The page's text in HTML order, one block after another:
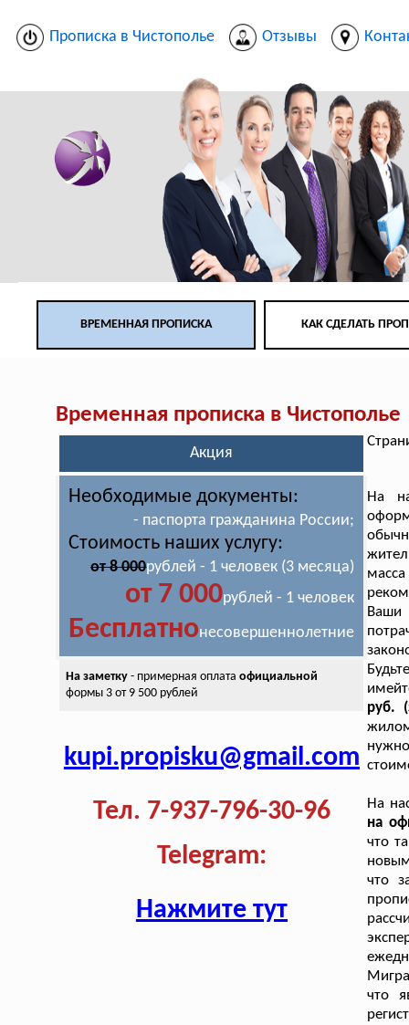
Прописка в Чистополье Отзывы
ВРЕМЕННАЯ ПРОПИСКА КАК СДЕЛАТЬ
Временная прописка в Чистополье
Акция
Необходимые документы:
- паспорта гражданина России;
Стоимость наших услугу:
от 8 000рублей - 1 человек (3 месяца)
от 7 000рублей - 1 человек
Бесплатнонесовершеннолетние
На заметку - примерная оплатаофициальной
формы 3 от 9 500 рублей
kupi.propisku@gmail.com
Тел. 7-937-796-30-96
Telegram:
Нажмите тут
На
масса
Ваши
руб.
На
на
что
что
что